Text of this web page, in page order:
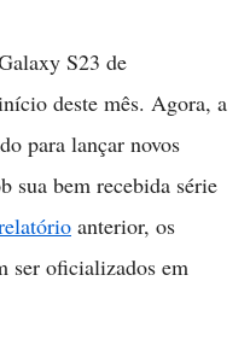
S23 de
deste mês. Agora, a
para lançar novos
sua bem recebida série
anterior, os
ser oficializados em